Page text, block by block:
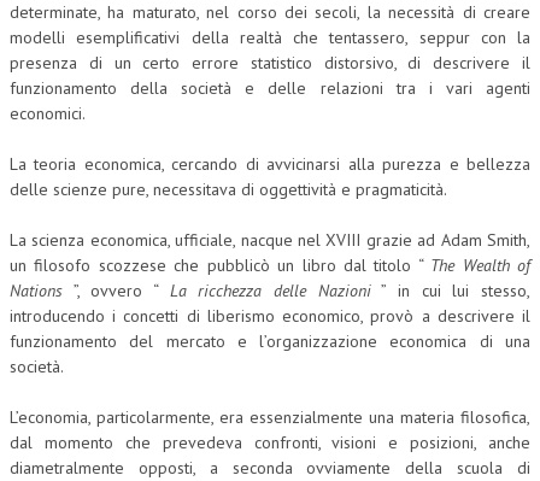
determinate, ha maturato, nel corso dei secoli, la necessità di creare
modelli esemplificativi della realtà che tentassero, seppur con la
presenza di un certo errore statistico distorsivo, di descrivere il
funzionamento della società e delle relazioni tra i vari agenti
economici.
La teoria economica, cercando di avvicinarsi alla purezza e bellezza
delle scienze pure, necessitava di oggettività e pragmaticità.
La scienza economica, ufficiale, nacque nel XVIII grazie ad Adam Smith,
un filosofo scozzese che pubblicò un libro dal titolo “ The Wealth of
Nations ”, ovvero “ La ricchezza delle Nazioni” in cui lui stesso,
introducendo i concetti di liberismo economico, provò a descrivere il
funzionamento del mercato e l’organizzazione economica di una
società.
L’economia, particolarmente, era essenzialmente una materia filosofica,
dal momento che prevedeva confronti, visioni e posizioni, anche
diametralmente opposti, a seconda ovviamente della scuola di